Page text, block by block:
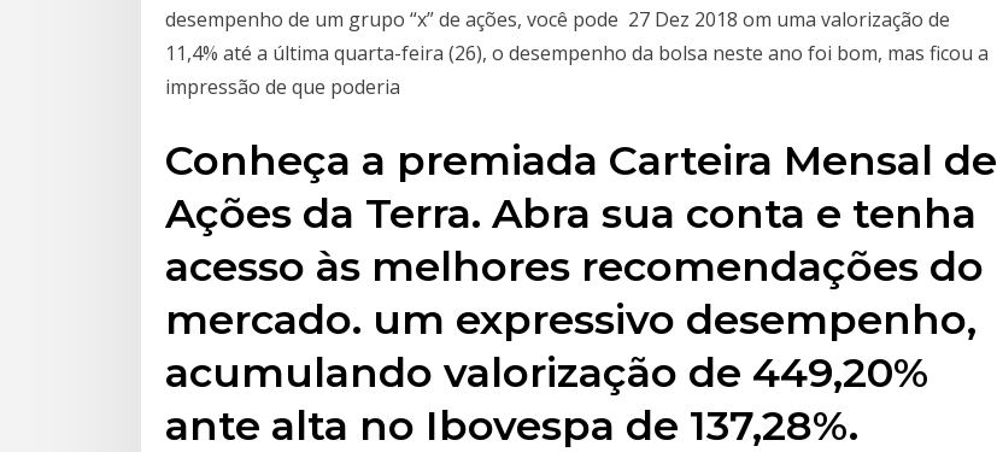
desempenho de um grupo “x” de ações, você pode 27 Dez 2018 om uma valorização de
11,4% até a última quarta-feira (26), o desempenho da bolsa neste ano foi bom, mas ficou a
impressão de que poderia
Conheça a premiada Carteira Mensal de
Ações da Terra. Abra sua conta e tenha
acesso às melhores recomendações do
mercado. um expressivo desempenho,
acumulando valorização de 449,20%
ante alta no Ibovespa de 137,28%.